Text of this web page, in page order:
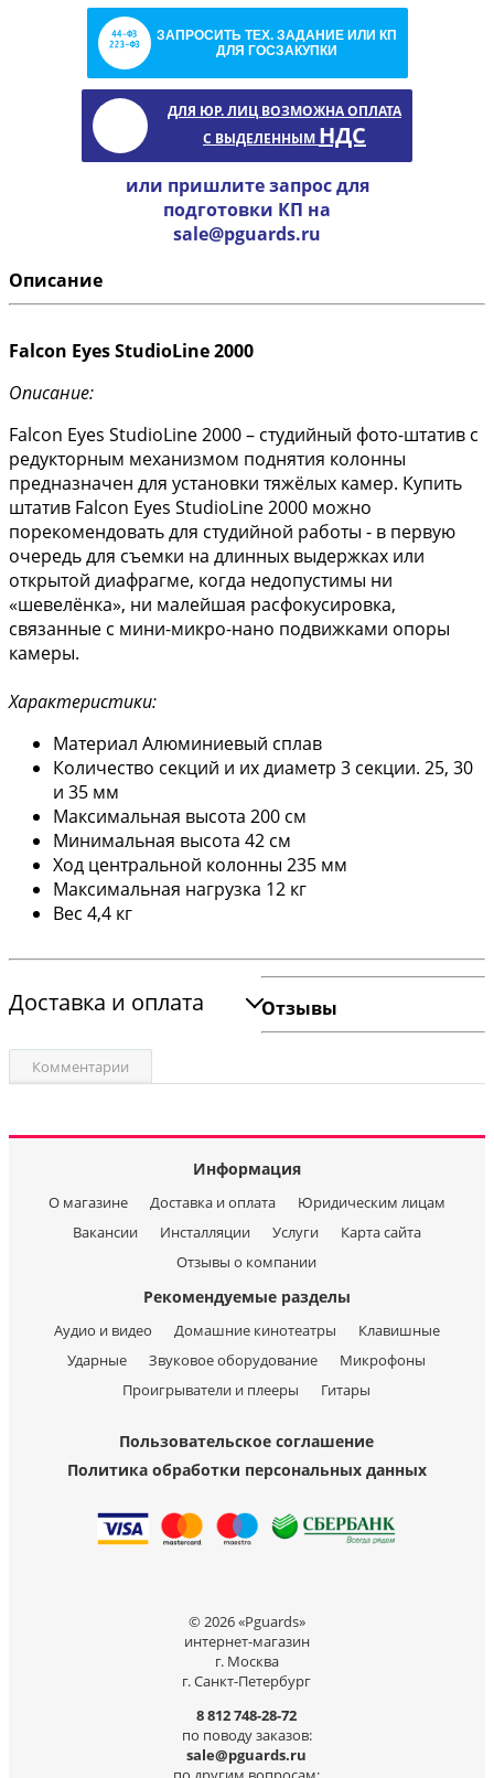
ЗАПРОСИТЬ ТЕХ. ЗАДАНИЕ ИЛИ КП
ДЛЯ ГОСЗАКУПКИ
ДЛЯ ЮР. ЛИЦ ВОЗМОЖНА ОПЛАТА
С ВЫДЕЛЕННЫМ НДС
или пришлите запрос для
подготовки КП на
sale@pguards.ru
Описание
Falcon Eyes StudioLine 2000
Описание:
Falcon Eyes StudioLine 2000 – cтудийный фото-штатив с
редукторным механизмом поднятия колонны
предназначен для установки тяжёлых камер. Купить
штатив Falcon Eyes StudioLine 2000 можно
порекомендовать для студийной работы - в первую
очередь для съемки на длинных выдержках или
открытой диафрагме, когда недопустимы ни
«шевелёнка», ни малейшая расфокусировка,
связанные с мини-микро-нано подвижками опоры
камеры.
Характеристики:
Материал Алюминиевый сплав
Количество секций и их диаметр 3 секции. 25, 30
и 35 мм
Максимальная высота 200 см
Минимальная высота 42 см
Ход центральной колонны 235 мм
Максимальная нагрузка 12 кг
Вес 4,4 кг
Доставка и оплата Отзывы
Комментарии
Информация
О магазине Доставка и оплата
Юридическим лицам
Вакансии
Инсталляции Услуги
Карта сайта
Отзывы о компании
Рекомендуемые разделы
Аудио и видео Домашние кинотеатры
Клавишные
Ударные
Звуковое оборудование
Микрофоны
Проигрыватели и плееры
Гитары
Пользовательское соглашение
Политика обработки персональных данных
© 2026 «Pguards»
интернет-магазин
г. Москва
г. Санкт-Петербург
8 812 748-28-72
по поводу заказов:
sale@pguards.ru